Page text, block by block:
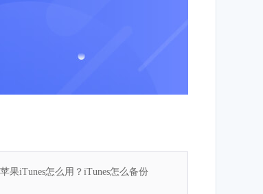
苹果iTunes怎么用？iTunes怎么备份